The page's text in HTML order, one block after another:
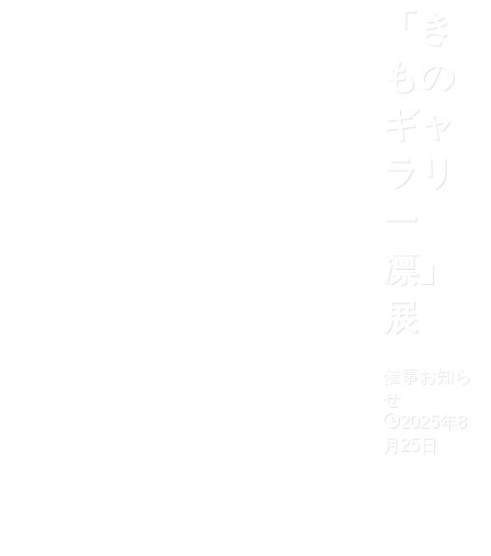
「き
もの
ギャ
ラリ
凛」
展
催事お知ら
2025年8
月25日